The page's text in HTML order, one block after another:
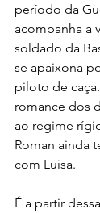
período da
acompanha a
soldado da
se apaixona
piloto de
romance dos
ao regime
Roman ainda
com Luisa.
É a partir